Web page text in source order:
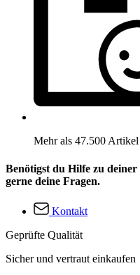
Mehr als 47.500 Artikel
Benötigst du Hilfe zu
gerne deine Fragen.
Kontakt
Geprüfte Qualität
Sicher und vertraut einkaufen